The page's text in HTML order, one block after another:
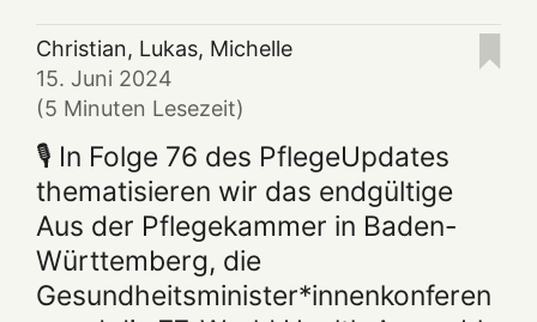
Christian, Lukas, Michelle
15. Juni 2024
(5 Minuten Lesezeit)
🎙️ In Folge 76 des PflegeUpdates
thematisieren wir das endgültige
Aus der Pflegekammer in Baden-
Württemberg, die
Gesundheitsminister*innenkonferen